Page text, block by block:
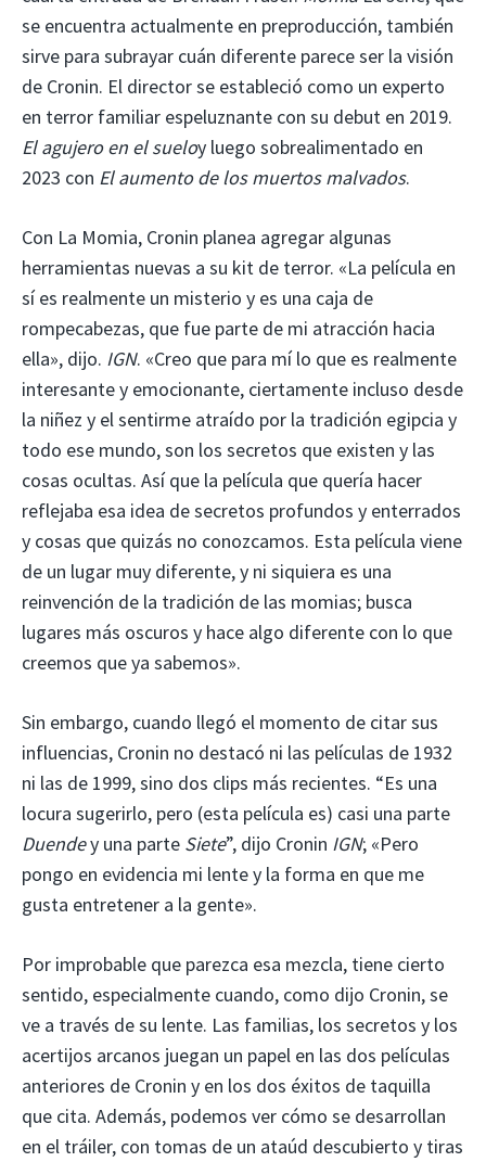
se encuentra actualmente en preproducción, también
sirve para subrayar cuán diferente parece ser la visión
de Cronin. El director se estableció como un experto
en terror familiar espeluznante con su debut en 2019.
El agujero en el sueloy luego sobrealimentado en
2023 con El aumento de los muertos malvados.
Con La Momia, Cronin planea agregar algunas
herramientas nuevas a su kit de terror. «La película en
sí es realmente un misterio y es una caja de
rompecabezas, que fue parte de mi atracción hacia
ella», dijo. IGN. «Creo que para mí lo que es realmente
interesante y emocionante, ciertamente incluso desde
la niñez y el sentirme atraído por la tradición egipcia y
todo ese mundo, son los secretos que existen y las
cosas ocultas. Así que la película que quería hacer
reflejaba esa idea de secretos profundos y enterrados
y cosas que quizás no conozcamos. Esta película viene
de un lugar muy diferente, y ni siquiera es una
reinvención de la tradición de las momias; busca
lugares más oscuros y hace algo diferente con lo que
creemos que ya sabemos».
Sin embargo, cuando llegó el momento de citar sus
influencias, Cronin no destacó ni las películas de 1932
ni las de 1999, sino dos clips más recientes. “Es una
locura sugerirlo, pero (esta película es) casi una parte
Duendey una parte Siete”, dijo Cronin IGN; «Pero
pongo en evidencia mi lente y la forma en que me
gusta entretener a la gente».
Por improbable que parezca esa mezcla, tiene cierto
sentido, especialmente cuando, como dijo Cronin, se
ve a través de su lente. Las familias, los secretos y los
acertijos arcanos juegan un papel en las dos películas
anteriores de Cronin y en los dos éxitos de taquilla
que cita. Además, podemos ver cómo se desarrollan
en el tráiler, con tomas de un ataúd descubierto y tiras